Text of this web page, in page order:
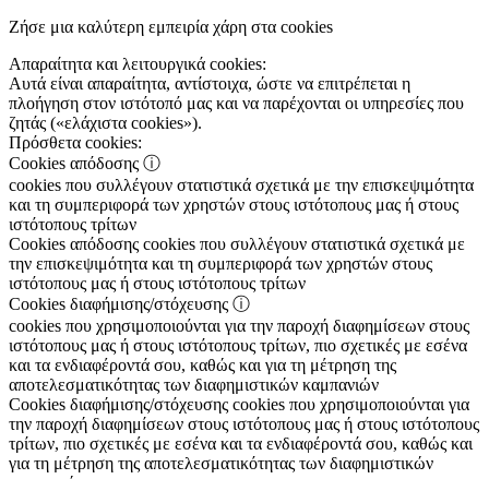
Ζήσε μια καλύτερη εμπειρία χάρη στα cookies
Απαραίτητα και λειτουργικά cookies:
Αυτά είναι απαραίτητα, αντίστοιχα, ώστε να επιτρέπεται η
πλοήγηση στον ιστότοπό μας και να παρέχονται οι υπηρεσίες που
ζητάς («ελάχιστα cookies»).
Πρόσθετα cookies:
Cookies απόδοσης ⓘ
cookies που συλλέγουν στατιστικά σχετικά με την επισκεψιμότητα
και τη συμπεριφορά των χρηστών στους ιστότοπους μας ή στους
ιστότοπους τρίτων
Cookies απόδοσης cookies που συλλέγουν στατιστικά σχετικά με
την επισκεψιμότητα και τη συμπεριφορά των χρηστών στους
ιστότοπους μας ή στους ιστότοπους τρίτων
Cookies διαφήμισης/στόχευσης ⓘ
cookies που χρησιμοποιούνται για την παροχή διαφημίσεων στους
ιστότοπους μας ή στους ιστότοπους τρίτων, πιο σχετικές με εσένα
και τα ενδιαφέροντά σου, καθώς και για τη μέτρηση της
αποτελεσματικότητας των διαφημιστικών καμπανιών
Cookies διαφήμισης/στόχευσης cookies που χρησιμοποιούνται για
την παροχή διαφημίσεων στους ιστότοπους μας ή στους ιστότοπους
τρίτων, πιο σχετικές με εσένα και τα ενδιαφέροντά σου, καθώς και
για τη μέτρηση της αποτελεσματικότητας των διαφημιστικών